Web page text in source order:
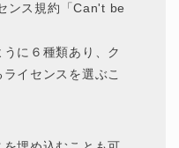
ンス規約「Can't be
に６種類あり、ク
イセンスを選ぶこ